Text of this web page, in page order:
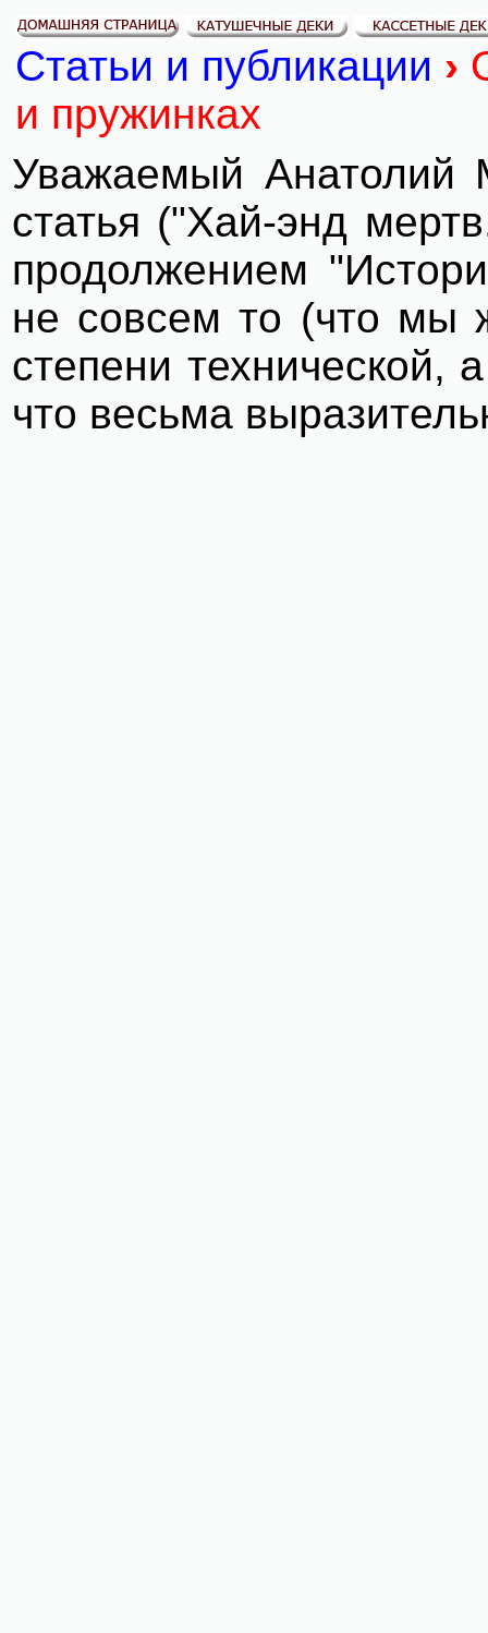
Статьи и публикации ›
и пружинках
Уважаемый Анатолий
статья ("Хай-энд
продолжением
не совсем то (что мы
степени технической,
что весьма